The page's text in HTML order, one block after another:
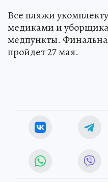
Все пляжи
медиками и
медпункты.
пройдет 27 мая.